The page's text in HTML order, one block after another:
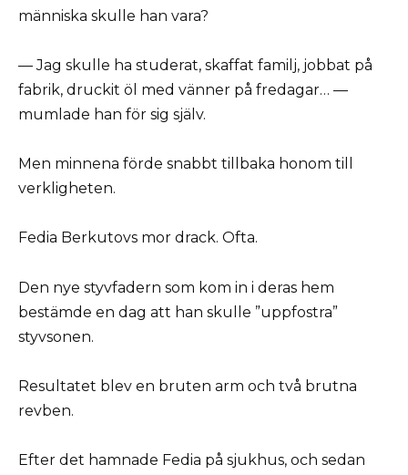
människa skulle han vara?
— Jag skulle ha studerat, skaffat familj, jobbat på
fabrik, druckit öl med vänner på fredagar… —
mumlade han för sig själv.
Men minnena förde snabbt tillbaka honom till
verkligheten.
Fedia Berkutovs mor drack. Ofta.
Den nye styvfadern som kom in i deras hem
bestämde en dag att han skulle ”uppfostra”
styvsonen.
Resultatet blev en bruten arm och två brutna
revben.
Efter det hamnade Fedia på sjukhus, och sedan